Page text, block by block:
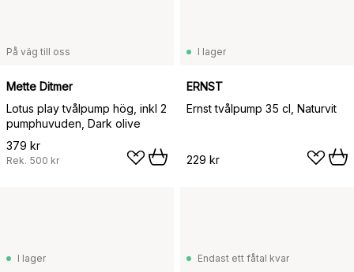
På väg till oss
Mette Ditmer
Lotus play tvålpump hög, inkl 2
pumphuvuden, Dark olive
379 kr
Rek. 500 kr
I lager
ERNST
Ernst tvålpump 35 cl, Naturvit
229 kr
I lager Endast ett fåtal kvar